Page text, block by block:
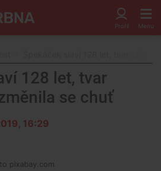
128 let, tvar
se chuť
16:29
pixabay.com